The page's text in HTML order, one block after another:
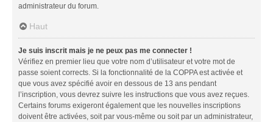
administrateur du forum.
Haut
Je suis inscrit mais je ne peux pas me connecter !
Vérifiez en premier lieu que votre nom d’utilisateur et votre mot de
passe soient corrects. Si la fonctionnalité de la COPPA est activée et
que vous avez spécifié avoir en dessous de 13 ans pendant
l’inscription, vous devrez suivre les instructions que vous avez reçues.
Certains forums exigeront également que les nouvelles inscriptions
doivent être activées, soit par vous-même ou soit par un administrateur,